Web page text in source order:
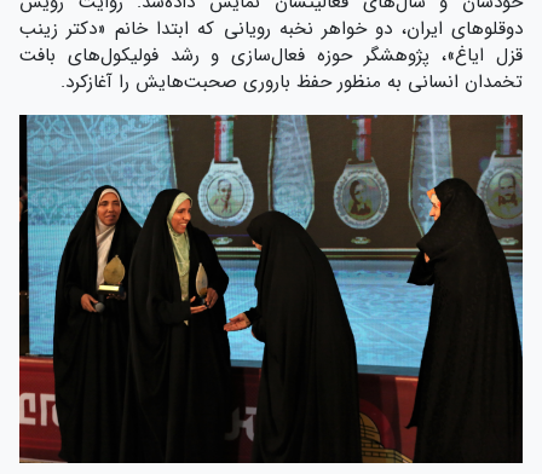
دوقلوهای ایران، دو خواهر نخبه رویانی که ابتدا خانم «دکتر زینب
قزل ایاغ»، پژوهشگر حوزه فعال‌سازی و رشد فولیکول‌های بافت
تخمدان انسانی به منظور حفظ باروری صحبت‌هایش را آغازکرد.